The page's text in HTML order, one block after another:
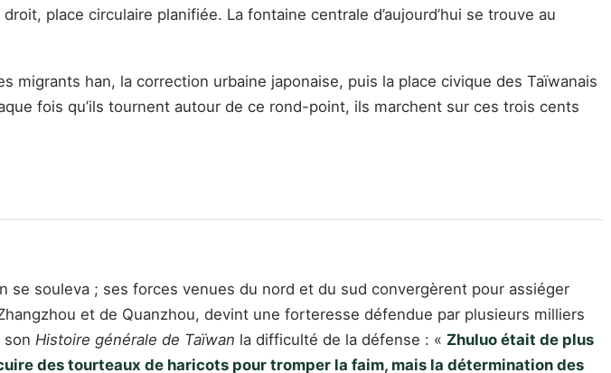
place circulaire planifiée. La fontaine centrale d’aujourd’hui se trouve au
migrants han, la correction urbaine japonaise, puis la place civique des Taïwanais
fois qu’ils tournent autour de ce rond-point, ils marchent sur ces trois cents
se souleva ; ses forces venues du nord et du sud convergèrent pour assiéger
et de Quanzhou, devint une forteresse défendue par plusieurs milliers
son Histoire générale de Taïwan la difficulté de la défense : « Zhuluo était de plus
des tourteaux de haricots pour tromper la faim, mais la détermination des